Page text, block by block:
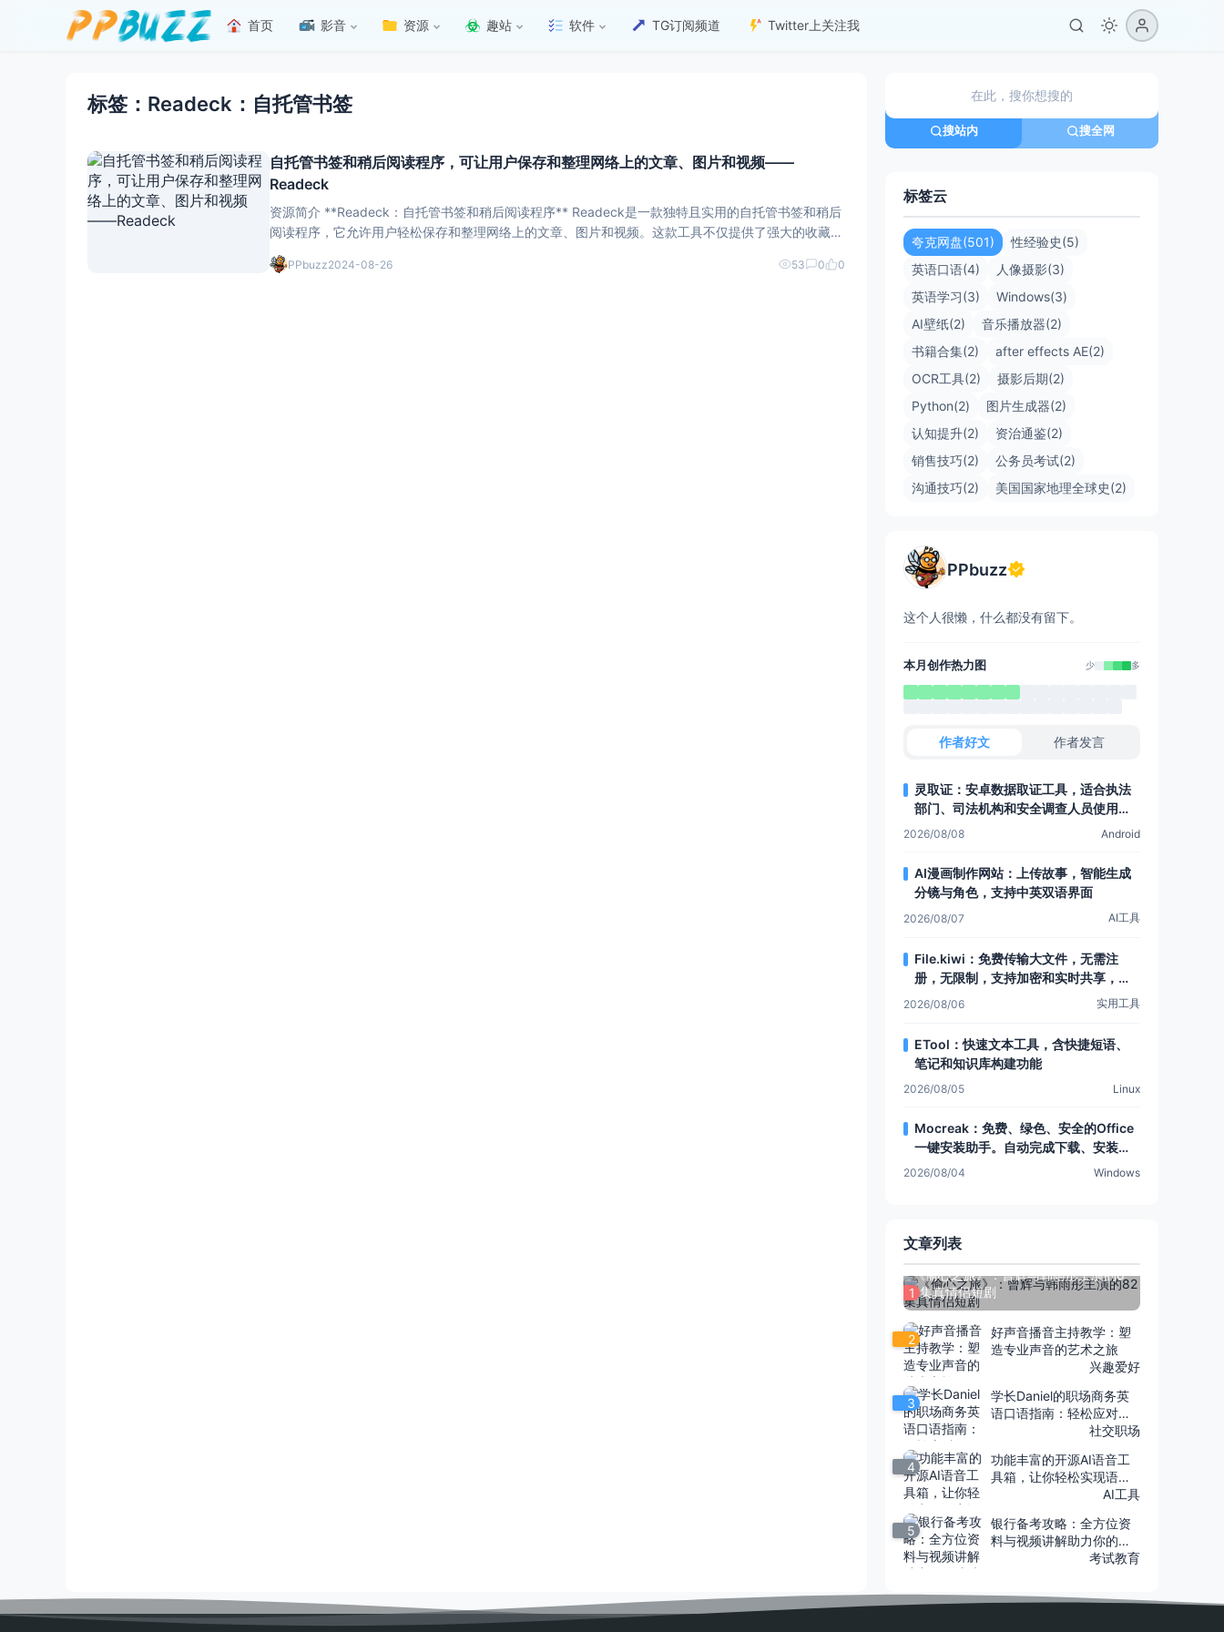
首页 影音 资源 趣站 软件 TG订阅频道 Twitter上关注我
标签：Readeck：自托管书签
自托管书签和稍后阅读程序，可让用户保存和整理网络上的文章、图片和视频——
Readeck
资源简介 **Readeck：自托管书签和稍后阅读程序** Readeck是一款独特且实用的自托管书签和稍后
阅读程序，它允许用户轻松保存和整理网络上的文章、图片和视频。这款工具不仅提供了强大的收藏功
PPbuzz2024-08-26 53 0 0
搜站内 搜全网
标签云
夸克网盘(501)
性经验史(5)
英语口语(4)
人像摄影(3)
英语学习(3)
Windows(3)
AI壁纸(2)
音乐播放器(2)
书籍合集(2)
after effects AE(2)
OCR工具(2)
摄影后期(2)
Python(2)
图片生成器(2)
认知提升(2)
资治通鉴(2)
销售技巧(2)
公务员考试(2)
沟通技巧(2)
美国国家地理全球史(2)
PPbuzz
这个人很懒，什么都没有留下。
本月创作热力图 少 多
作者好文 作者发言
灵取证：安卓数据取证工具，适合执法
部门、司法机构和安全调查人员使用，
可提取安卓设备数据
2026/08/08 Android
AI漫画制作网站：上传故事，智能生成
分镜与角色，支持中英双语界面
2026/08/07 AI工具
File.kiwi：免费传输大文件，无需注
册，无限制，支持加密和实时共享，还
有Web文件夹功能
2026/08/06 实用工具
ETool：快速文本工具，含快捷短语、
笔记和知识库构建功能
2026/08/05 Linux
Mocreak：免费、绿色、安全的Office
一键安装助手。自动完成下载、安装和
部署，让Office安装更简单，支持多种
2026/08/04 Windows
文章列表
1
《偷心之旅》：曾辉与韩雨彤主演的8
2集真情侣短剧
2
好声音播音主持教学：塑
造专业声音的艺术之旅
兴趣爱好
3
学长Daniel的职场商务英
语口语指南：轻松应对国
社交职场
4
功能丰富的开源AI语音工
具箱，让你轻松实现语音
识别、转录和合成——Eas
AI工具
5
银行备考攻略：全方位资
料与视频讲解助力你的成
考试教育